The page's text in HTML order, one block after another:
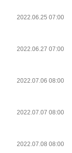
2022.06.25 07:00
2022.06.27 07:00
2022.07.06 08:00
2022.07.07 08:00
2022.07.08 08:00